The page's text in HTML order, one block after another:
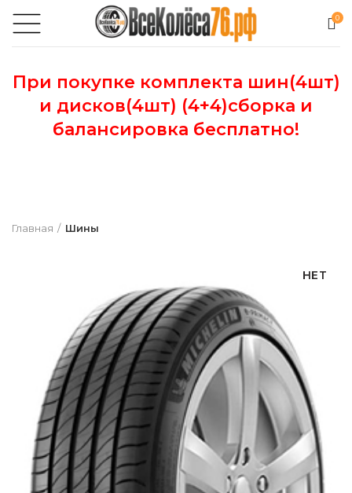
0
При покупке комплекта шин(4шт)
и дисков(4шт) (4+4)сборка и
балансировка бесплатно!
Главная Шины
НЕТ